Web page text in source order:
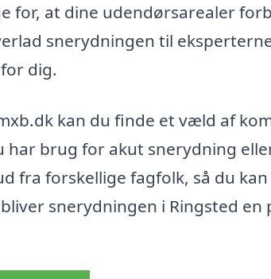
for, at dine udendørsarealer
snerydningen til
dig.
kan du finde et væld af
har brug for akut snerydning
fra forskellige fagfolk, så du
snerydningen i Ringsted